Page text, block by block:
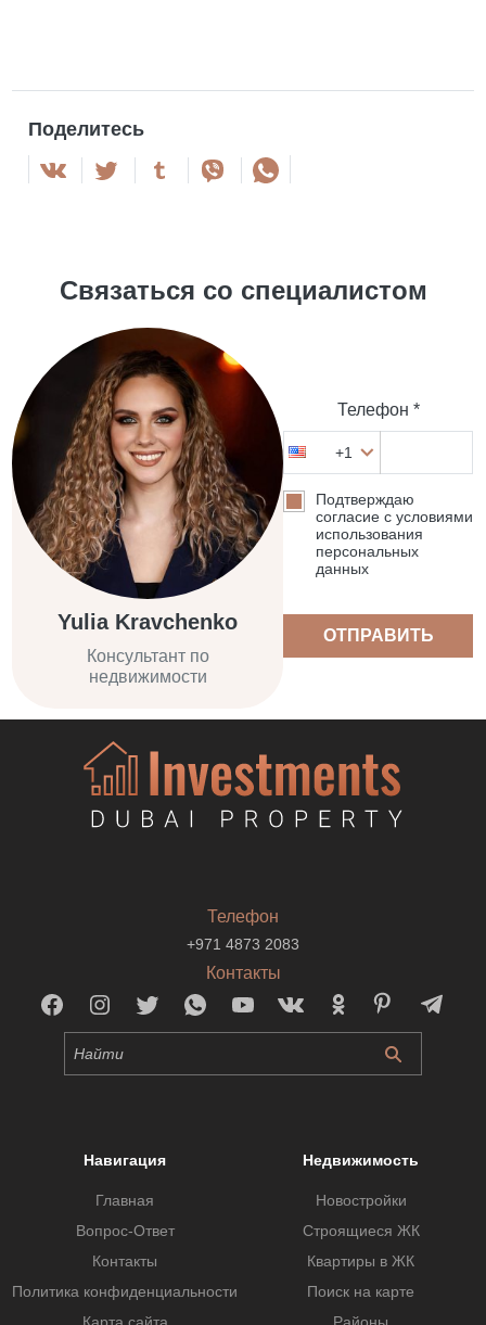
Поделитесь
Связаться со специалистом
Yulia Kravchenko
Консультант по
недвижимости
Телефон *
+1
Подтверждаю
согласие с условиями
использования
персональных
данных
ОТПРАВИТЬ
Телефон
+971 4873 2083
Контакты
Навигация
Главная
Вопрос-Ответ
Контакты
Политика конфиденциальности
Карта сайта
Недвижимость
Новостройки
Строящиеся ЖК
Квартиры в ЖК
Поиск на карте
Районы